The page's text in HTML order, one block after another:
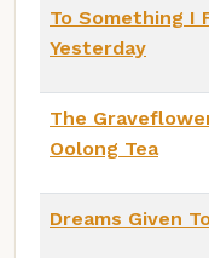
To Something I
Yesterday
The
Oolong Tea
Dreams Given